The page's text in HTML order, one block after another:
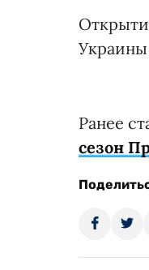
Ранее
сезон